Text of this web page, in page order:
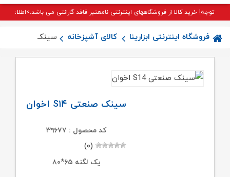
توجه! خرید کالا از فروشگاههای اینترنتی نامعتبر فاقد گارانتی می باشد.>اطلاعات
فروشگاه اینترنتی ابزارینا کالای آشپزخانه سینک صنعتی S۱۴ اخوان
سینک صنعتی S۱۴ اخوان
کد محصول : ۳۹۶۷۷
(۰)
یک لگنه ۶۵*۸۰